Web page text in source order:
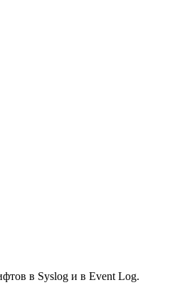
в Syslog и в Event Log.